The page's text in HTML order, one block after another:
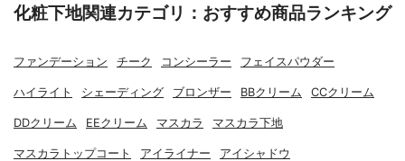
化粧下地関連カテゴリ：おすすめ商品ランキング
ファンデーション チーク コンシーラー フェイスパウダー
ハイライト シェーディング ブロンザー BBクリーム CCクリーム
DDクリーム EEクリーム マスカラ マスカラ下地
マスカラトップコート アイライナー アイシャドウ